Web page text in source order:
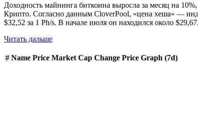
Доходность майнинга биткоина выросла за месяц на
Крипто. Согласно данным CloverPool, «цена хеша» —
$32,52 за 1 Ph/s. В начале июля он находился около
Читать дальше
# Name Price Market Cap Change Price Graph (7d)